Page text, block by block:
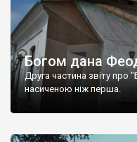
Богом дана
Друга частина звіту
насиченою ніж перша.